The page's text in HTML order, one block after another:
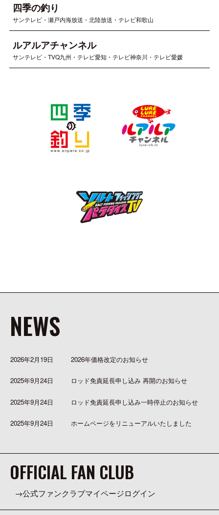
四季の釣り
サンテレビ・瀬戸内海放送・北陸放送・テレビ和歌山
ルアルアチャンネル
サンテレビ・TVQ九州・テレビ愛知・テレビ神奈川・テレビ愛媛
NEWS
2026年2月19日 2026年価格改定のお知らせ
2025年9月24日 ロッド免責延長申し込み 再開のお知らせ
2025年9月24日 ロッド免責延長申し込み一時停止のお知らせ
2025年9月24日 ホームページをリニューアルいたしました
OFFICIAL FAN CLUB
公式ファンクラブマイページログイン